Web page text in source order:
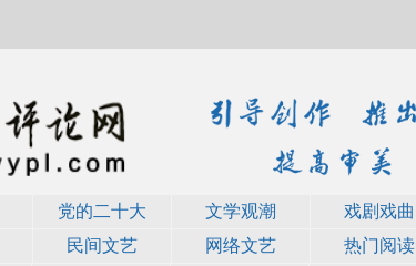
党的二十大 文学观潮 戏剧戏曲
民间文艺 网络文艺 热门阅读